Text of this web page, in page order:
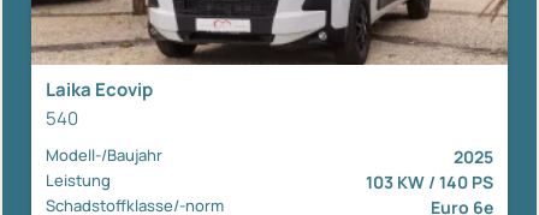
Laika Ecovip
540
Modell-/Baujahr 2025
Leistung 103 KW / 140 PS
Schadstoffklasse/-norm Euro 6e